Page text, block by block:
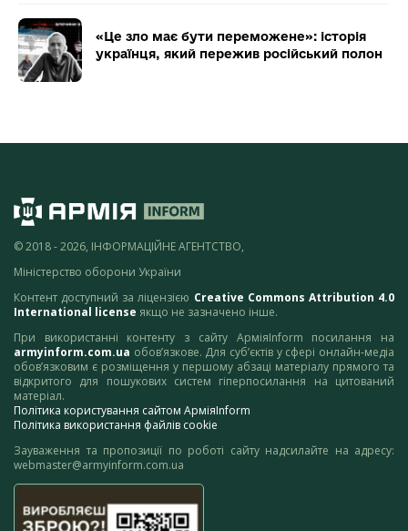
«Це зло має бути переможене»: історія
українця, який пережив російський полон
© 2018 - 2026, ІНФОРМАЦІЙНЕ АГЕНТСТВО,
Міністерство оборони України
Контент доступний за ліцензією Creative Commons Attribution 4.0
International license якщо не зазначено інше.
При використанні контенту з сайту АрміяInform посилання на
armyinform.com.ua обов’язкове. Для суб’єктів у сфері онлайн-медіа
обов’язковим є розміщення у першому абзаці матеріалу прямого та
відкритого для пошукових систем гіперпосилання на цитований
матеріал.
Політика користування сайтом АрміяInform
Політика використання файлів cookie
Зауваження та пропозиції по роботі сайту надсилайте на адресу:
webmaster@armyinform.com.ua